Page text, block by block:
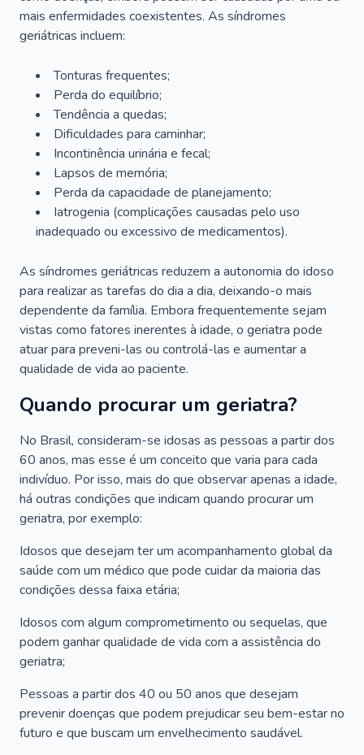
mais enfermidades coexistentes. As síndromes
geriátricas incluem:
Tonturas frequentes;
Perda do equilíbrio;
Tendência a quedas;
Dificuldades para caminhar;
Incontinência urinária e fecal;
Lapsos de memória;
Perda da capacidade de planejamento;
Iatrogenia (complicações causadas pelo uso
inadequado ou excessivo de medicamentos).
As síndromes geriátricas reduzem a autonomia do idoso
para realizar as tarefas do dia a dia, deixando-o mais
dependente da família. Embora frequentemente sejam
vistas como fatores inerentes à idade, o geriatra pode
atuar para preveni-las ou controlá-las e aumentar a
qualidade de vida ao paciente.
Quando procurar um geriatra?
No Brasil, consideram-se idosas as pessoas a partir dos
60 anos, mas esse é um conceito que varia para cada
indivíduo. Por isso, mais do que observar apenas a idade,
há outras condições que indicam quando procurar um
geriatra, por exemplo:
Idosos que desejam ter um acompanhamento global da
saúde com um médico que pode cuidar da maioria das
condições dessa faixa etária;
Idosos com algum comprometimento ou sequelas, que
podem ganhar qualidade de vida com a assistência do
geriatra;
Pessoas a partir dos 40 ou 50 anos que desejam
prevenir doenças que podem prejudicar seu bem-estar no
futuro e que buscam um envelhecimento saudável.